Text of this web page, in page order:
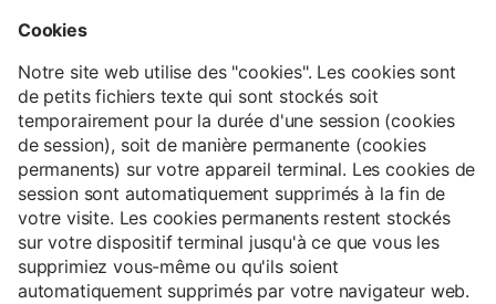
Cookies
Notre site web utilise des "cookies". Les cookies sont
de petits fichiers texte qui sont stockés soit
temporairement pour la durée d'une session (cookies
de session), soit de manière permanente (cookies
permanents) sur votre appareil terminal. Les cookies de
session sont automatiquement supprimés à la fin de
votre visite. Les cookies permanents restent stockés
sur votre dispositif terminal jusqu'à ce que vous les
supprimiez vous-même ou qu'ils soient
automatiquement supprimés par votre navigateur web.